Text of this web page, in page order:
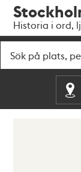
navigationen
huvudinnehållet
Historia i ord,